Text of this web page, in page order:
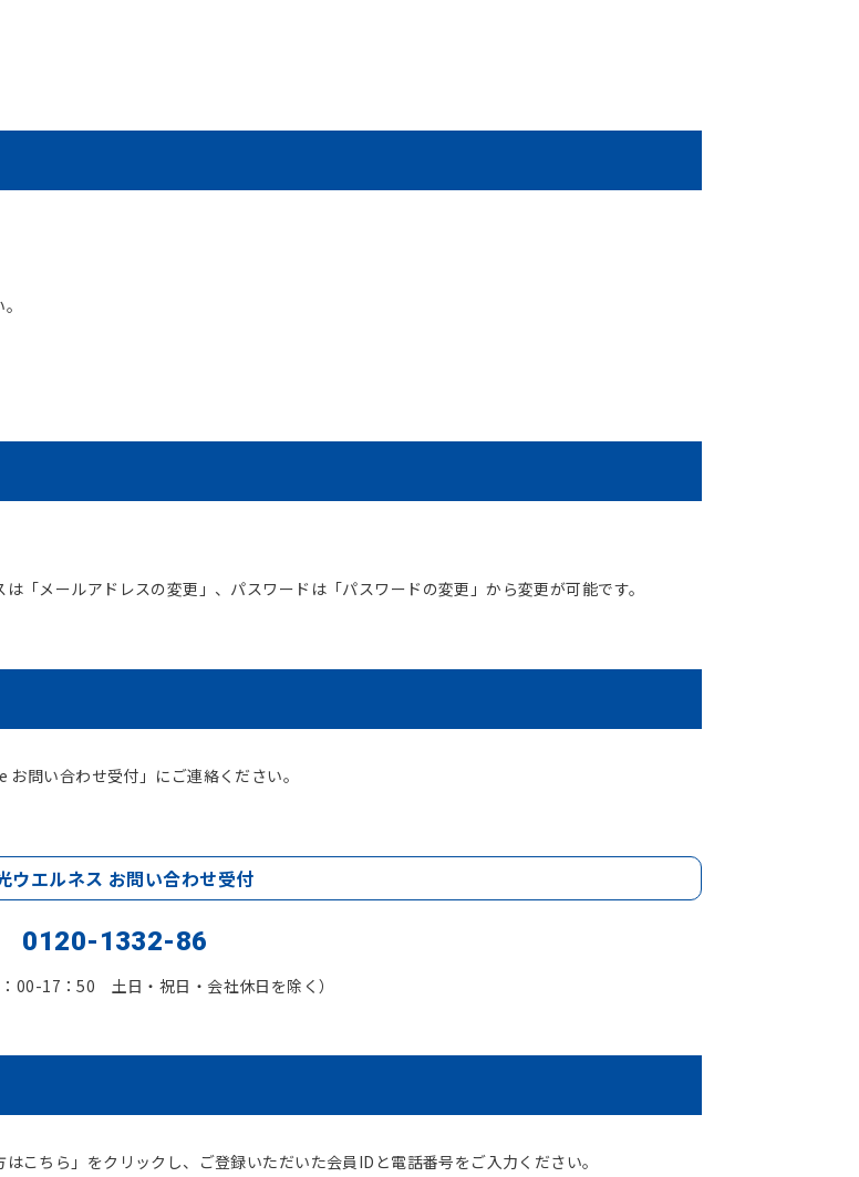
「メールアドレスの変更」、パスワードは「パスワードの変更」から変更が可能です。
問い合わせ受付」にご連絡ください。
ウエルネス お問い合わせ受付
0120-1332-86
：00-17：50 土日・祝日・会社休日を除く）
こちら」をクリックし、ご登録いただいた会員IDと電話番号をご入力ください。